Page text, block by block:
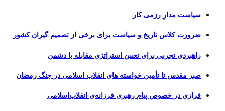
سیاست مدارِ رزمی کار
ضرورت کلاس تاریخ و سیاست برای برخی از تصمیم گیران کشور
راهبردی تجربی برای تعیین استراتژی مقابله با دشمن
صبر مقدس تا تأمین خواسته های انقلاب اسلامی در جنگ رمضان
فرازی در خصوص پیام رهبری فرزانه‌ی انقلاب‌اسلامی